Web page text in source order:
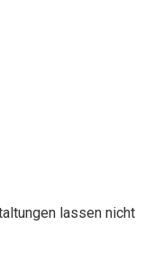
lassen nicht